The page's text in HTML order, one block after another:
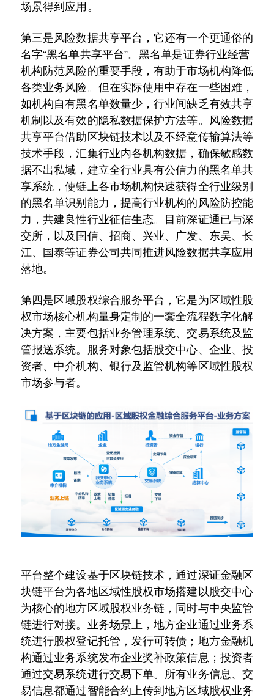
场景得到应用。
第三是风险数据共享平台，它还有一个更通俗的
名字“黑名单共享平台”。黑名单是证券行业经营
机构防范风险的重要手段，有助于市场机构降低
各类业务风险。但在实际使用中存在一些困难，
如机构自有黑名单数量少，行业间缺乏有效共享
机制以及有效的隐私数据保护方法等。风险数据
共享平台借助区块链技术以及不经意传输算法等
技术手段，汇集行业内各机构数据，确保敏感数
据不出私域，建立全行业具有公信力的黑名单共
享系统，使链上各市场机构快速获得全行业级别
的黑名单识别能力，提高行业机构的风险防控能
力，共建良性行业征信生态。目前深证通已与深
交所，以及国信、招商、兴业、广发、东吴、长
江、国泰等证券公司共同推进风险数据共享应用
落地。
第四是区域股权综合服务平台，它是为区域性股
权市场核心机构量身定制的一套全流程数字化解
决方案，主要包括业务管理系统、交易系统及监
管报送系统。服务对象包括股交中心、企业、投
资者、中介机构、银行及监管机构等区域性股权
市场参与者。
平台整个建设基于区块链技术，通过深证金融区
块链平台为各地区域性股权市场搭建以股交中心
为核心的地方区域股权业务链，同时与中央监管
链进行对接。业务场景上，地方企业通过业务系
统进行股权登记托管，发行可转债；地方金融机
构通过业务系统发布企业奖补政策信息；投资者
通过交易系统进行交易下单。所有业务信息、交
易信息都通过智能合约上传到地方区域股权业务